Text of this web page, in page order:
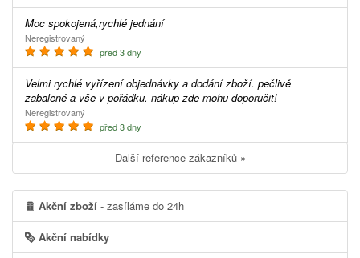
Moc spokojená,rychlé jednání
Neregistrovaný
před 3 dny
Velmi rychlé vyřízení objednávky a dodání zboží. pečlivě
zabalené a vše v pořádku. nákup zde mohu doporučit!
Neregistrovaný
před 3 dny
Další reference zákazníků »
Akční zboží - zasíláme do 24h
Akční nabídky